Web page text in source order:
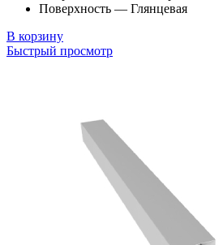
Поверхность — Глянцевая
В корзину
Быстрый просмотр